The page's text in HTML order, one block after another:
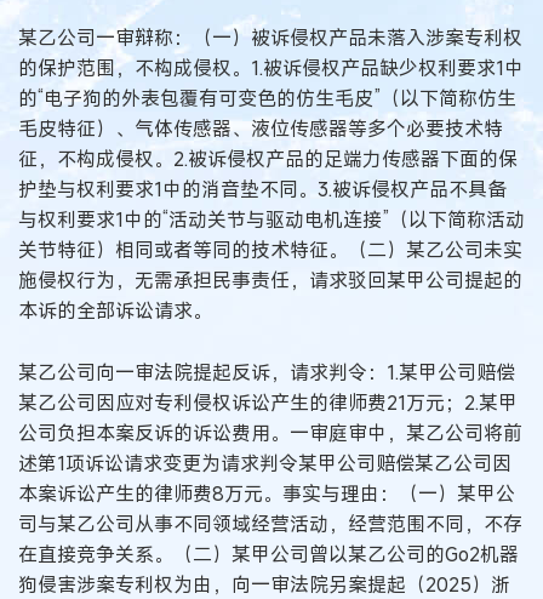
某乙公司一审辩称：（一）被诉侵权产品未落入涉案专利权
的保护范围，不构成侵权。1.被诉侵权产品缺少权利要求1中
的“电子狗的外表包覆有可变色的仿生毛皮”（以下简称仿生
毛皮特征）、气体传感器、液位传感器等多个必要技术特
征，不构成侵权。2.被诉侵权产品的足端力传感器下面的保
护垫与权利要求1中的消音垫不同。3.被诉侵权产品不具备
与权利要求1中的“活动关节与驱动电机连接”（以下简称活动
关节特征）相同或者等同的技术特征。（二）某乙公司未实
施侵权行为，无需承担民事责任，请求驳回某甲公司提起的
本诉的全部诉讼请求。
某乙公司向一审法院提起反诉，请求判令：1.某甲公司赔偿
某乙公司因应对专利侵权诉讼产生的律师费21万元；2.某甲
公司负担本案反诉的诉讼费用。一审庭审中，某乙公司将前
述第1项诉讼请求变更为请求判令某甲公司赔偿某乙公司因
本案诉讼产生的律师费8万元。事实与理由：（一）某甲公
司与某乙公司从事不同领域经营活动，经营范围不同，不存
在直接竞争关系。（二）某甲公司曾以某乙公司的Go2机器
狗侵害涉案专利权为由，向一审法院另案提起（2025）浙